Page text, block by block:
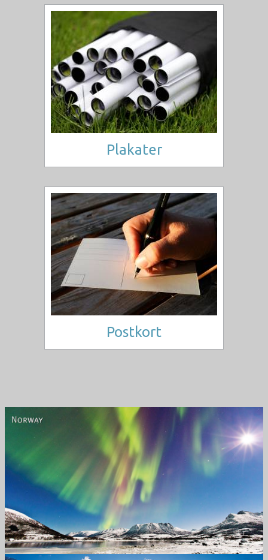
Plakater
Postkort
Norway